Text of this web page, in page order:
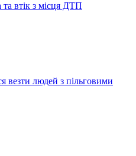
втік з місця ДТП
везти людей з пільговими